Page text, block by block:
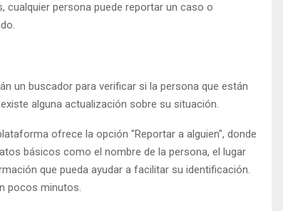
cualquier persona puede reportar un caso o
un buscador para verificar si la persona que están
alguna actualización sobre su situación.
ofrece la opción "Reportar a alguien", donde
básicos como el nombre de la persona, el lugar
que pueda ayudar a facilitar su identificación.
pocos minutos.